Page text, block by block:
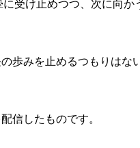
受け止めつつ、次に向か
歩みを止めるつもりはな
信したものです。